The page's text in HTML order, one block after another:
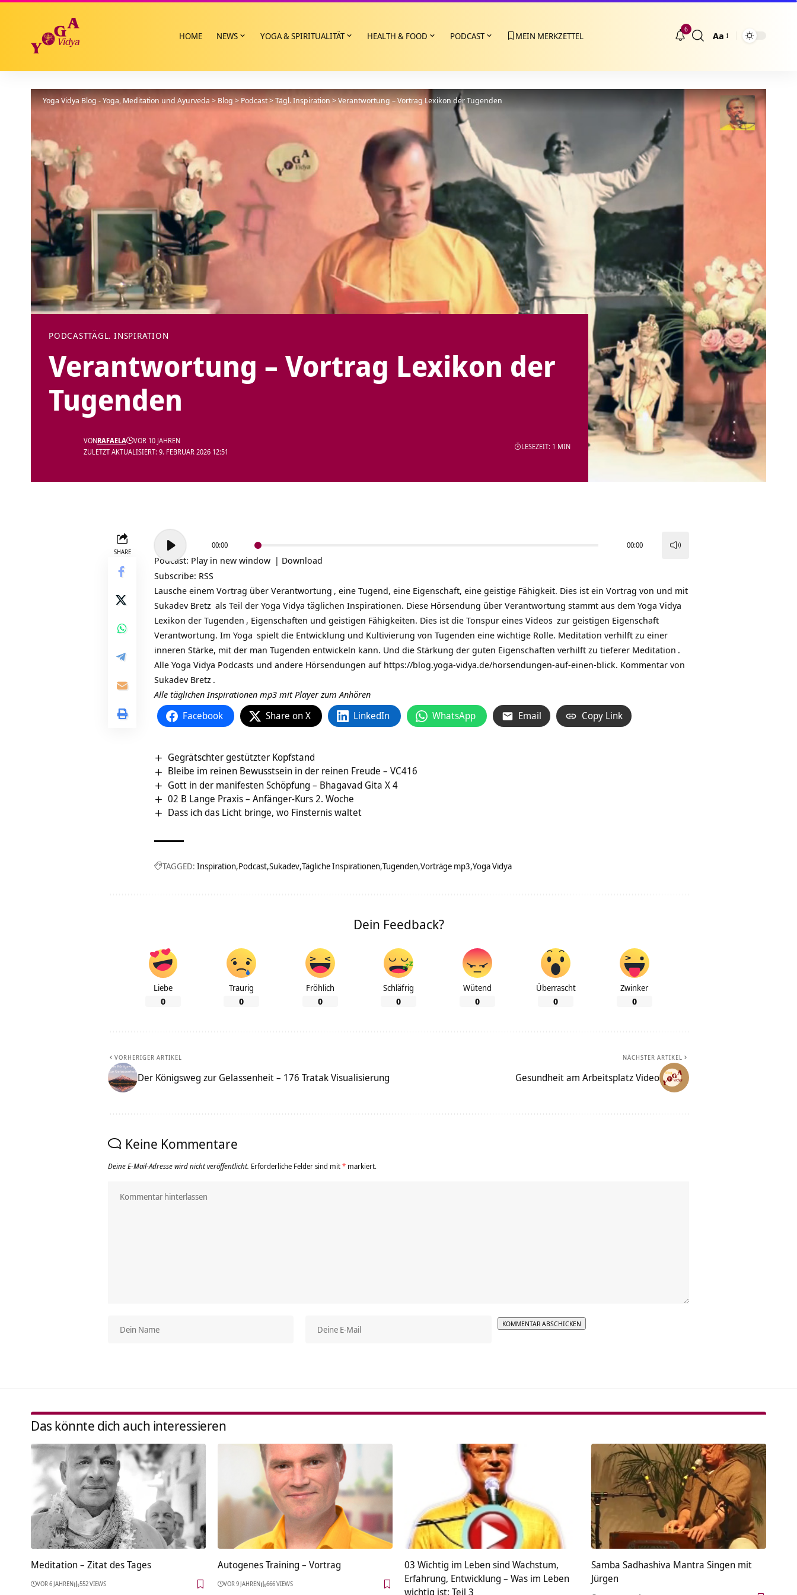
HOME NEWS YOGA & SPIRITUALITÄT HEALTH & FOOD PODCAST MEIN MERKZETTEL
6
Größenänderung
Aa
Yoga Vidya Blog - Yoga, Meditation und Ayurveda>Blog>Podcast>Tägl. Inspiration>Verantwortung – Vortrag Lexikon der Tugenden
PODCASTTÄGL. INSPIRATION
Verantwortung – Vortrag Lexikon der
Tugenden
ZULETZT AKTUALISIERT: 9. FEBRUAR 2026 12:51
VONRAFAELA VOR 10 JAHREN
LESEZEIT: 1 MIN
SHARE
Audio-
Player
00:00 00:00
Podcast: Play in new window | Download
Subscribe: RSS
Lausche einem Vortrag über Verantwortung , eine Tugend, eine Eigenschaft, eine geistige Fähigkeit. Dies ist ein Vortrag von und mit
Sukadev Bretz als Teil der Yoga Vidya täglichen Inspirationen. Diese Hörsendung über Verantwortung stammt aus dem Yoga Vidya
Lexikon der Tugenden , Eigenschaften und geistigen Fähigkeiten. Dies ist die Tonspur eines Videos zur geistigen Eigenschaft
Verantwortung. Im Yoga spielt die Entwicklung und Kultivierung von Tugenden eine wichtige Rolle. Meditation verhilft zu einer
inneren Stärke, mit der man Tugenden entwickeln kann. Und die Stärkung der guten Eigenschaften verhilft zu tieferer Meditation .
Alle Yoga Vidya Podcasts und andere Hörsendungen auf https://blog.yoga-vidya.de/horsendungen-auf-einen-blick. Kommentar von
Sukadev Bretz .
Alle täglichen Inspirationen mp3 mit Player zum Anhören
Facebook Share on X LinkedIn WhatsApp Email Copy Link
Gegrätschter gestützter Kopfstand
Bleibe im reinen Bewusstsein in der reinen Freude – VC416
Gott in der manifesten Schöpfung – Bhagavad Gita X 4
02 B Lange Praxis – Anfänger-Kurs 2. Woche
Dass ich das Licht bringe, wo Finsternis waltet
TAGGED: Inspiration Podcast Sukadev Tägliche Inspirationen Tugenden Vorträge mp3 Yoga Vidya
Dein Feedback?
Liebe
0
Traurig
0
Fröhlich
0
Schläfrig
0
Wütend
0
Überrascht
0
Zwinker
0
VORHERIGER ARTIKEL
Der Königsweg zur Gelassenheit – 176 Tratak Visualisierung
NÄCHSTER ARTIKEL
Gesundheit am Arbeitsplatz Video
Keine Kommentare
Deine E-Mail-Adresse wird nicht veröffentlicht. Erforderliche Felder sind mit* markiert.
Das könnte dich auch interessieren
Meditation – Zitat des Tages
VOR 6 JAHREN 552 VIEWS
Autogenes Training – Vortrag
VOR 9 JAHREN 666 VIEWS
03 Wichtig im Leben sind Wachstum,
Erfahrung, Entwicklung – Was im Leben
wichtig ist: Teil 3
Samba Sadhashiva Mantra Singen mit
Jürgen